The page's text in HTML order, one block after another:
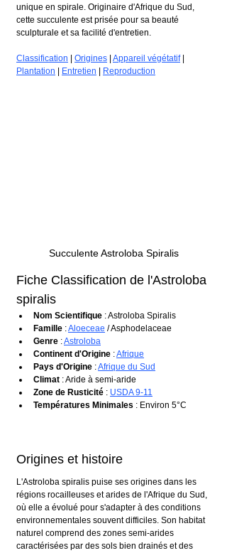
unique en spirale. Originaire d'Afrique du Sud,
cette succulente est prisée pour sa beauté
sculpturale et sa facilité d'entretien.
Classification Origines Appareil végétatif |
Plantation
Entretien Reproduction
Succulente Astroloba Spiralis
Fiche Classification de l'Astroloba
spiralis
Nom Scientifique : Astroloba Spiralis
Famille : Aloeceae / Asphodelaceae
Genre : Astroloba
Continent d'Origine : Afrique
Pays d'Origine : Afrique du Sud
Climat : Aride à semi-aride
Zone de Rusticité : USDA 9-11
Températures Minimales : Environ 5°C
Origines et histoire
L'Astroloba spiralis puise ses origines dans les
régions rocailleuses et arides de l'Afrique du Sud,
où elle a évolué pour s'adapter à des conditions
environnementales souvent difficiles. Son habitat
naturel comprend des zones semi-arides
caractérisées par des sols bien drainés et des